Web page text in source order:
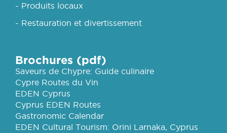
- Produits locaux
- Restauration et divertissement
Brochures (pdf)
Saveurs de Chypre: Guide culinaire
Cypre Routes du Vin
EDEN Cyprus
Cyprus EDEN Routes
Gastronomic Calendar
EDEN Cultural Tourism: Orini Larnaka, Cyprus